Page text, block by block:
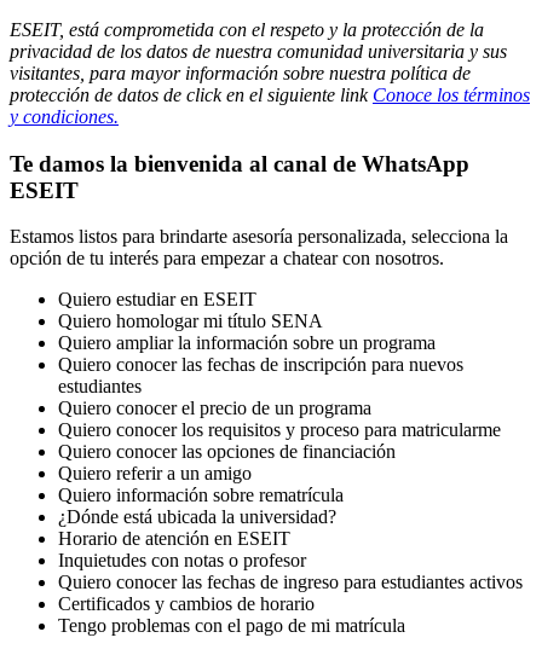
ESEIT, está comprometida con el respeto y la protección de la
privacidad de los datos de nuestra comunidad universitaria y sus
visitantes, para mayor información sobre nuestra política de
protección de datos de click en el siguiente link Conoce los términos
y condiciones.
Te damos la bienvenida al canal de WhatsApp
ESEIT
Estamos listos para brindarte asesoría personalizada, selecciona la
opción de tu interés para empezar a chatear con nosotros.
Quiero estudiar en ESEIT
Quiero homologar mi título SENA
Quiero ampliar la información sobre un programa
Quiero conocer las fechas de inscripción para nuevos
estudiantes
Quiero conocer el precio de un programa
Quiero conocer los requisitos y proceso para matricularme
Quiero conocer las opciones de financiación
Quiero referir a un amigo
Quiero información sobre rematrícula
¿Dónde está ubicada la universidad?
Horario de atención en ESEIT
Inquietudes con notas o profesor
Quiero conocer las fechas de ingreso para estudiantes activos
Certificados y cambios de horario
Tengo problemas con el pago de mi matrícula